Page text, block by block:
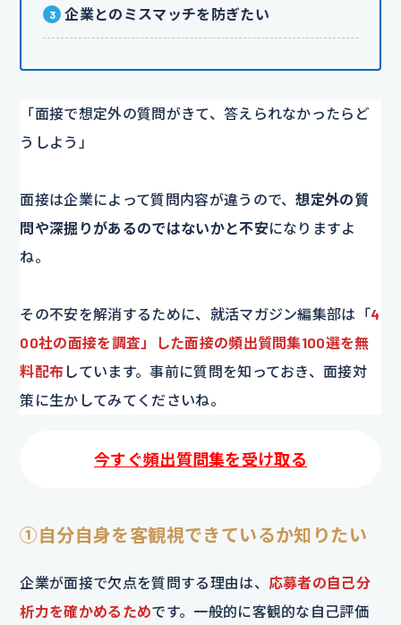
企業とのミスマッチを防ぎたい
「面接で想定外の質問がきて、答えられなかったらど
うしよう」
面接は企業によって質問内容が違うので、想定外の質
問や深掘りがあるのではないかと不安になりますよ
ね。
その不安を解消するために、就活マガジン編集部は「4
00社の面接を調査」した面接の頻出質問集100選を無
料配布 しています。事前に質問を知っておき、面接対
策に生かしてみてくださいね。
今すぐ頻出質問集を受け取る
①自分自身を客観視できているか知りたい
企業が面接で欠点を質問する理由は、 応募者の自己分
析力を確かめるためです。一般的に客観的な自己評価